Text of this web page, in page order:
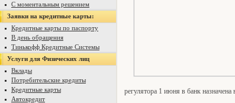
С моментальным решением
Заявки на кредитные карты:
Кредитные карты по паспорту
В день обращения
Тинькофф Кредитные Системы
Услуги для Физических лиц
Вклады
Потребительские кредиты
Кредитные карты
Автокредит
регулятора 1 июня в банк назначена